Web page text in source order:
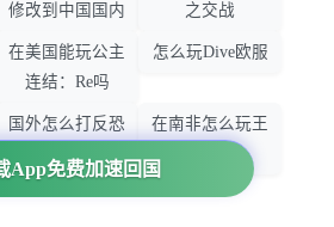
App免费加速回国
修改到中国国内
之交战
在美国能玩公主
连结：Re吗
怎么玩Dive欧服
国外怎么打反恐
精英：全球攻势
在南非怎么玩王